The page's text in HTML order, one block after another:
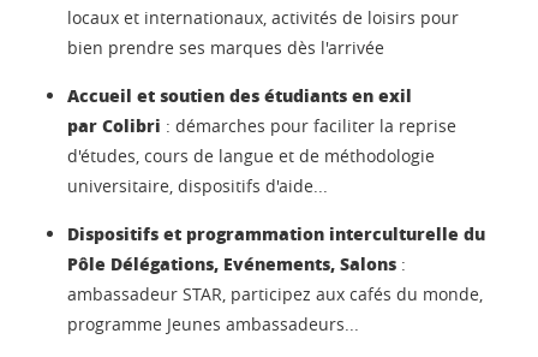
locaux et internationaux, activités de loisirs pour
bien prendre ses marques dès l'arrivée
Accueil et soutien des étudiants en exil
par Colibri : démarches pour faciliter la reprise
d'études, cours de langue et de méthodologie
universitaire, dispositifs d'aide...
Dispositifs et programmation interculturelle du
Pôle Délégations, Evénements, Salons :
ambassadeur STAR, participez aux cafés du monde,
programme Jeunes ambassadeurs...